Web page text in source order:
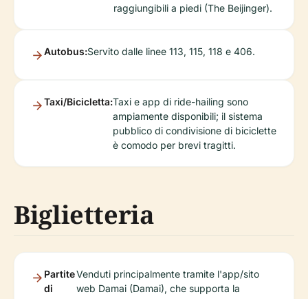
raggiungibili a piedi (The Beijinger).
Autobus:Servito dalle linee 113, 115, 118 e 406.
Taxi/Bicicletta:Taxi e app di ride-hailing sono
ampiamente disponibili; il sistema
pubblico di condivisione di biciclette
è comodo per brevi tragitti.
Biglietteria
Partite
di
Venduti principalmente tramite l'app/sito
web Damai (Damai), che supporta la